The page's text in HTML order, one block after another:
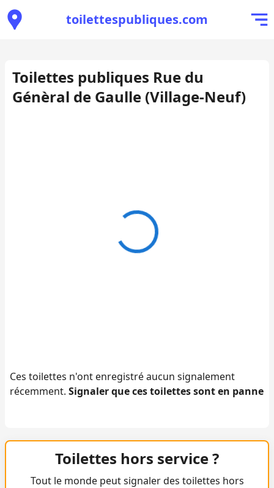
toilettespubliques.com
Toilettes publiques Rue du
Génèral de Gaulle (Village-Neuf)
Ces toilettes n'ont enregistré aucun signalement
récemment. Signaler que ces toilettes sont en panne
Toilettes hors service ?
Tout le monde peut signaler des toilettes hors